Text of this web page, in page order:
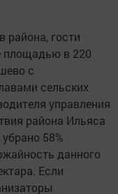
района, гости
площадью в 220
с
сельских
управления
района Ильяса
58%
данного
Если